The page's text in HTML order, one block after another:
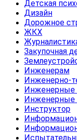
Детская
Дизайн
Дорожное
ЖКХ
Закупочная
Инженерам
Инженерно-
Инженерные
Инженерные
Инструктор